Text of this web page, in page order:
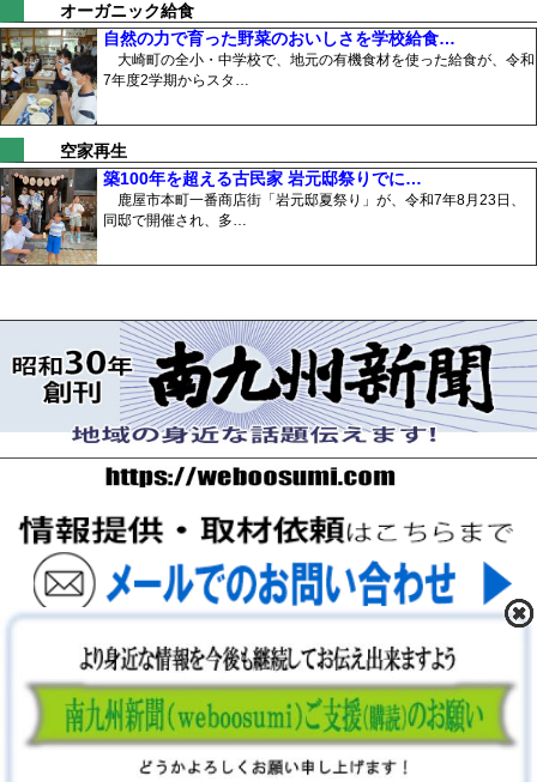
オーガニック給食
自然の力で育った野菜のおいしさを学校給食…
大崎町の全小・中学校で、地元の有機食材を使った給食が、令和
7年度2学期からスタ…
空家再生
築100年を超える古民家 岩元邸祭りでに…
鹿屋市本町一番商店街「岩元邸夏祭り」が、令和7年8月23日、
同邸で開催され、多…
〒893-0061 鹿児島県鹿屋市上谷町9-5-5 FAX 0994-42-
3547
Copyright (C) 2026 南九州新聞社. ALL Rights Reserved.